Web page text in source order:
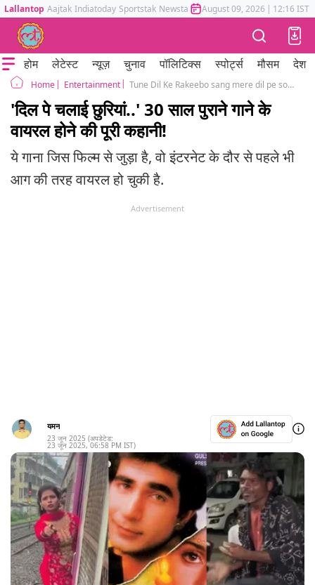
Lallantop Aajtak Indiatoday Sportstak Newstak Mumbai Tak Astrotak
August 09, 2026 | 12:16 IST
होम लेटेस्ट न्यूज़ चुनाव पॉलिटिक्स स्पोर्ट्स मौसम देश
Home Entertainment Tune Dil Ke Rakeebo sang mere dil pe song viral Know the full story of Raju who made Sonu Nigam song viral
'दिल पे चलाई छुरियां..' 30 साल पुराने गाने के
वायरल होने की पूरी कहानी!
ये गाना जिस फिल्म से जुड़ा है, वो इंटरनेट के दौर से पहले भी
आग की तरह वायरल हो चुकी है.
Advertisement
यमन
23 जून 2025 (अपडेटेड:
23 जून 2025, 06:58 PM IST)